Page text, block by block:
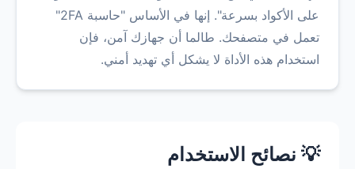
على الأكواد بسرعة". إنها في الأساس "حاسبة 2FA"
تعمل في متصفحك. طالما أن جهازك آمن، فإن
استخدام هذه الأداة لا يشكل أي تهديد أمني.
💡 نصائح الاستخدام